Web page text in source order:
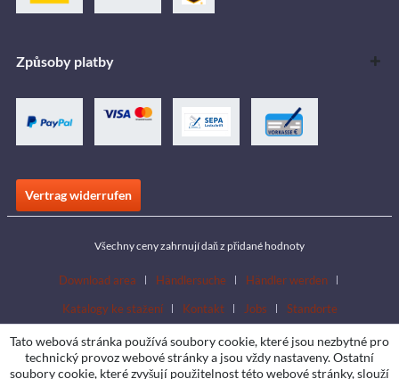
Způsoby platby
Vertrag widerrufen
Všechny ceny zahrnují daň z přidané hodnoty
Download area Händlersuche
Händler werden
Katalogy ke stažení
Kontakt Jobs Standorte
Tato webová stránka používá soubory cookie, které jsou nezbytné pro
technický provoz webové stránky a jsou vždy nastaveny. Ostatní
soubory cookie, které zvyšují použitelnost této webové stránky, slouží